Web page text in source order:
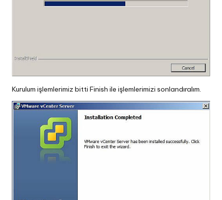
Kurulum işlemlerimiz bitti Finish ile işlemlerimizi sonlandıralım.